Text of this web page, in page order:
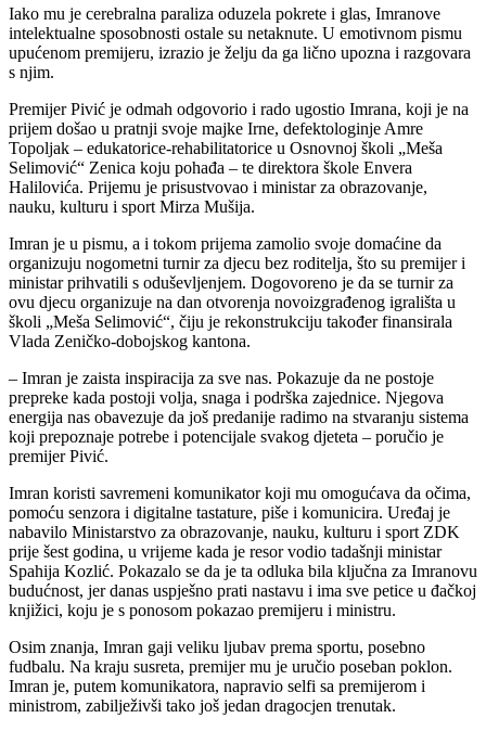
Iako mu je cerebralna paraliza oduzela pokrete i glas, Imranove
intelektualne sposobnosti ostale su netaknute. U emotivnom pismu
upućenom premijeru, izrazio je želju da ga lično upozna i razgovara
s njim.
Premijer Pivić je odmah odgovorio i rado ugostio Imrana, koji je na
prijem došao u pratnji svoje majke Irne, defektologinje Amre
Topoljak – edukatorice-rehabilitatorice u Osnovnoj školi „Meša
Selimović“ Zenica koju pohađa – te direktora škole Envera
Halilovića. Prijemu je prisustvovao i ministar za obrazovanje,
nauku, kulturu i sport Mirza Mušija.
Imran je u pismu, a i tokom prijema zamolio svoje domaćine da
organizuju nogometni turnir za djecu bez roditelja, što su premijer i
ministar prihvatili s oduševljenjem. Dogovoreno je da se turnir za
ovu djecu organizuje na dan otvorenja novoizgrađenog igrališta u
školi „Meša Selimović“, čiju je rekonstrukciju također finansirala
Vlada Zeničko-dobojskog kantona.
– Imran je zaista inspiracija za sve nas. Pokazuje da ne postoje
prepreke kada postoji volja, snaga i podrška zajednice. Njegova
energija nas obavezuje da još predanije radimo na stvaranju sistema
koji prepoznaje potrebe i potencijale svakog djeteta – poručio je
premijer Pivić.
Imran koristi savremeni komunikator koji mu omogućava da očima,
pomoću senzora i digitalne tastature, piše i komunicira. Uređaj je
nabavilo Ministarstvo za obrazovanje, nauku, kulturu i sport ZDK
prije šest godina, u vrijeme kada je resor vodio tadašnji ministar
Spahija Kozlić. Pokazalo se da je ta odluka bila ključna za Imranovu
budućnost, jer danas uspješno prati nastavu i ima sve petice u đačkoj
knjižici, koju je s ponosom pokazao premijeru i ministru.
Osim znanja, Imran gaji veliku ljubav prema sportu, posebno
fudbalu. Na kraju susreta, premijer mu je uručio poseban poklon.
Imran je, putem komunikatora, napravio selfi sa premijerom i
ministrom, zabilježivši tako još jedan dragocjen trenutak.